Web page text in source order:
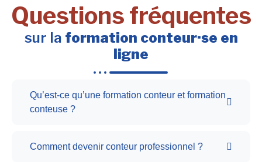
Questions fréquentes
sur la formation conteur·se en
ligne
Qu’est-ce qu’une formation conteur et formation
conteuse ?
Comment devenir conteur professionnel ?